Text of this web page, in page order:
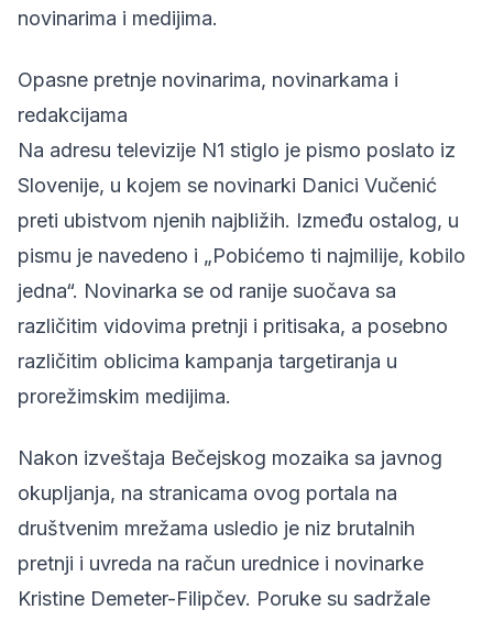
novinarima i medijima.
Opasne pretnje novinarima, novinarkama i
redakcijama
Na adresu televizije N1 stiglo je pismo poslato iz
Slovenije, u kojem se novinarki Danici Vučenić
preti ubistvom njenih najbližih. Između ostalog, u
pismu je navedeno i „Pobićemo ti najmilije, kobilo
jedna“. Novinarka se od ranije suočava sa
različitim vidovima pretnji i pritisaka, a posebno
različitim oblicima kampanja targetiranja u
prorežimskim medijima.
Nakon izveštaja Bečejskog mozaika sa javnog
okupljanja, na stranicama ovog portala na
društvenim mrežama usledio je niz brutalnih
pretnji i uvreda na račun urednice i novinarke
Kristine Demeter-Filipčev. Poruke su sadržale